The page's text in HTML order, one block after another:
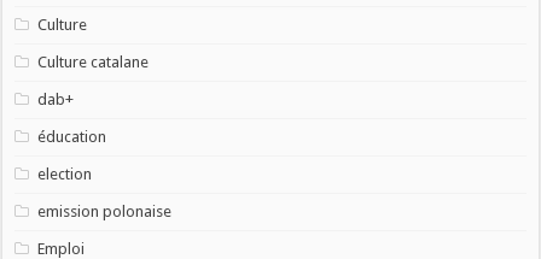
Culture
Culture catalane
dab+
éducation
election
emission polonaise
Emploi